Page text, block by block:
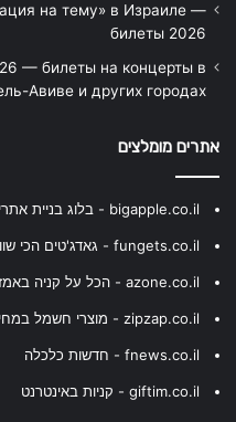
на тему» в Израиле —
билеты 2026
— билеты на концерты в
Авиве и других городах
אתרים מומלצים
bigapple.co.il - בלוג בניית אתרים
fungets.co.il - גאדג'טים הכי שווים
azone.co.il - הכל על קניה באמזון
zipzap.co.il - מוצרי חשמל במחירים הגיוניים
fnews.co.il - חדשות כלכלה
giftim.co.il - קניות באינטרנט